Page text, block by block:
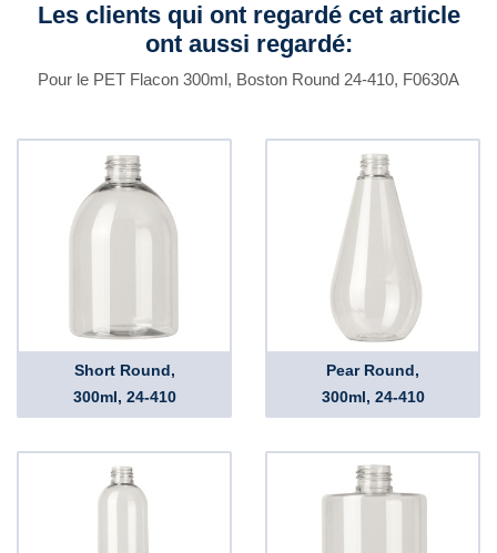
Les clients qui ont regardé cet article
ont aussi regardé:
Pour le PET Flacon 300ml, Boston Round 24-410, F0630A
Short Round,
300ml, 24-410
Pear Round,
300ml, 24-410